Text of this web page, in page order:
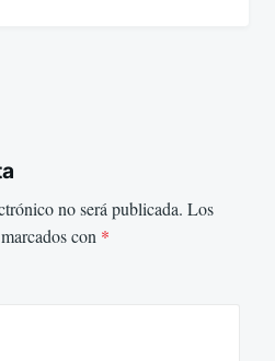
no será publicada. Los
con *